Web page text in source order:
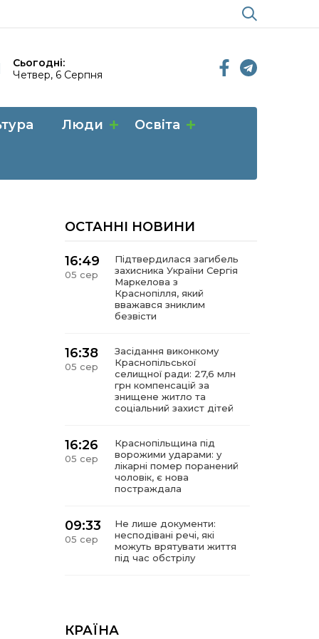
Сьогодні:
Четвер, 6 Серпня
Люди Освіта
ОСТАННІ НОВИНИ
16:49
05 сер
Підтвердилася загибель
захисника України Сергія
Маркелова з
Краснопілля, який
вважався зниклим
безвісти
16:38
05 сер
Засідання виконкому
Краснопільської
селищної ради: 27,6 млн
грн компенсацій за
знищене житло та
соціальний захист дітей
16:26
05 сер
Краснопільщина під
ворожими ударами: у
лікарні помер поранений
чоловік, є нова
постраждала
09:33
05 сер
Не лише документи:
несподівані речі, які
можуть врятувати життя
під час обстрілу
КРАЇНА